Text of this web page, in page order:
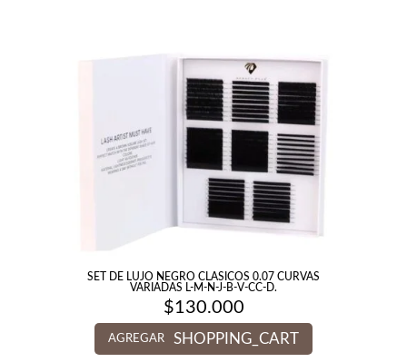
SET DE LUJO NEGRO CLASICOS 0.07 CURVAS
VARIADAS L-M-N-J-B-V-CC-D.
$130.000
AGREGAR SHOPPING_CART